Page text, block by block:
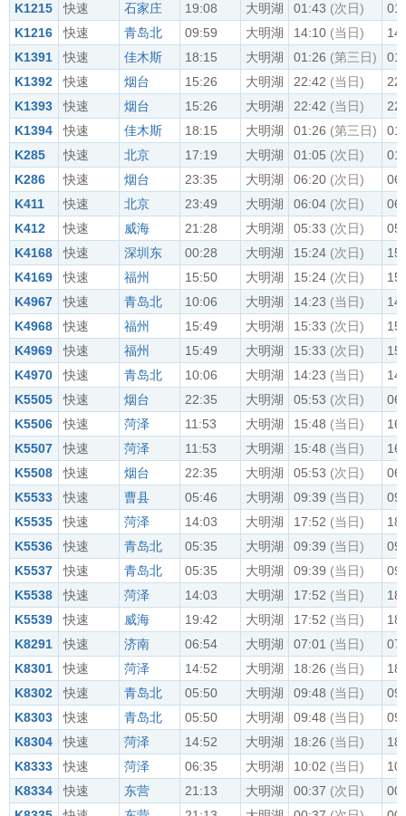
K1215
快速 石家庄 19:08 大明湖 01:43 (次日)
K1216
快速 青岛北 09:59 大明湖 14:10 (当日)
K1391
快速 佳木斯 18:15 大明湖 01:26 (第三日)
K1392
快速 烟台 15:26 大明湖 22:42 (当日)
K1393
快速 烟台 15:26 大明湖 22:42 (当日)
K1394
快速 佳木斯 18:15 大明湖 01:26 (第三日)
K285
快速 北京 17:19 大明湖 01:05 (次日)
K286
快速 烟台 23:35 大明湖 06:20 (次日)
K411
快速 北京 23:49 大明湖 06:04 (次日)
K412
快速 威海 21:28 大明湖 05:33 (次日)
K4168
快速 深圳东 00:28 大明湖 15:24 (次日)
K4169
快速 福州 15:50 大明湖 15:24 (次日)
K4967
快速 青岛北 10:06 大明湖 14:23 (当日)
K4968
快速 福州 15:49 大明湖 15:33 (次日)
K4969
快速 福州 15:49 大明湖 15:33 (次日)
K4970
快速 青岛北 10:06 大明湖 14:23 (当日)
K5505
快速 烟台 22:35 大明湖 05:53 (次日)
K5506
快速 菏泽 11:53 大明湖 15:48 (当日)
K5507
快速 菏泽 11:53 大明湖 15:48 (当日)
K5508
快速 烟台 22:35 大明湖 05:53 (次日)
K5533
快速 曹县 05:46 大明湖 09:39 (当日)
K5535
快速 菏泽 14:03 大明湖 17:52 (当日)
K5536
快速 青岛北 05:35 大明湖 09:39 (当日)
K5537
快速 青岛北 05:35 大明湖 09:39 (当日)
K5538
快速 菏泽 14:03 大明湖 17:52 (当日)
K5539
快速 威海 19:42 大明湖 17:52 (当日)
K8291
快速 济南 06:54 大明湖 07:01 (当日)
K8301
快速 菏泽 14:52 大明湖 18:26 (当日)
K8302
快速 青岛北 05:50 大明湖 09:48 (当日)
K8303
快速 青岛北 05:50 大明湖 09:48 (当日)
K8304
快速 菏泽 14:52 大明湖 18:26 (当日)
K8333
快速 菏泽 06:35 大明湖 10:02 (当日)
K8334
快速 东营 21:13 大明湖 00:37 (次日)